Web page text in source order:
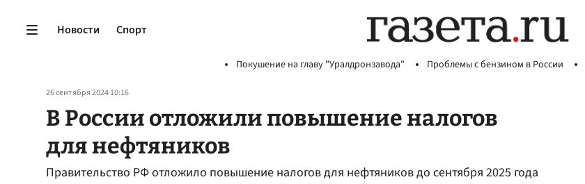
Новости Спорт
Покушение на главу "Уралдронзавода" Проблемы с бензином в России
26 сентября 2024 10:16
В России отложили повышение налогов
для нефтяников
Правительство РФ отложило повышение налогов для нефтяников до сентября 2025 года